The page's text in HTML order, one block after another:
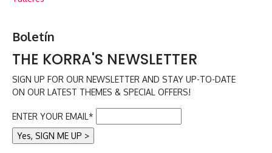
Boletín
THE KORRA'S NEWSLETTER
SIGN UP FOR OUR NEWSLETTER AND STAY UP-TO-DATE
ON OUR LATEST THEMES & SPECIAL OFFERS!
ENTER YOUR EMAIL*